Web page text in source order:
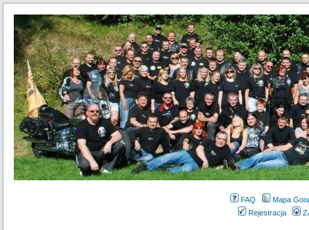
FAQ
Mapa
Rejestracja